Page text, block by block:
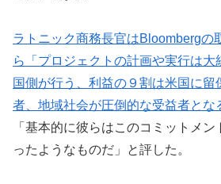
ラトニック商務長官はBloombergの
ら「プロジェクトの計画や実行は
国側が行う、利益の９割は米国に留
者、地域社会が圧倒的な受益者とな
「基本的に彼らはこのコミットメ
ったようなものだ」と評した。